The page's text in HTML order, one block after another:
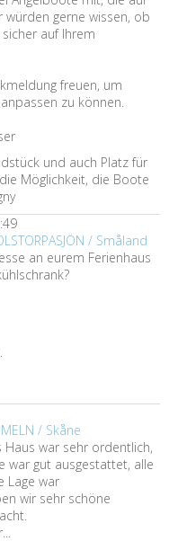
gerne wissen, ob
auf Ihrem
freuen, um
zu können.
und auch Platz für
Möglichkeit, die Boote
/ Småland
an eurem Ferienhaus
/ Skåne
Haus war sehr ordentlich,
war gut ausgestattet, alle
Lage war
wir sehr schöne